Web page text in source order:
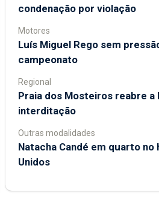
condenação por violação
Motores
Luís Miguel Rego sem
campeonato
Regional
Praia dos Mosteiros reabre
interditação
Outras modalidades
Natacha Candé em quarto
Unidos